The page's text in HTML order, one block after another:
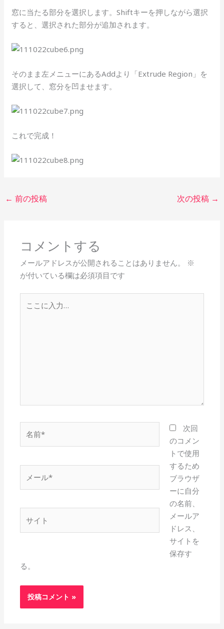
窓に当たる部分を選択します。Shiftキーを押しながら選択
すると、選択された部分が追加されます。
そのまま左メニューにあるAddより「Extrude Region」を
選択して、窓分を凹ませます。
これで完成！
← 前の投稿 次の投稿 →
コメントする
メールアドレスが公開されることはありません。
※
が付いている欄は必須項目です
こ
前
ー
*
次回
のコメン
トで使用
するため
ブラウザ
ーに自分
の名前、
メールア
ドレス、
サイトを
保存す
る。